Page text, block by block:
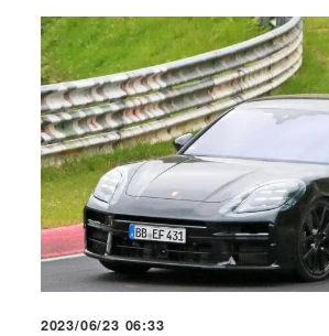
2023/06/23 06:33